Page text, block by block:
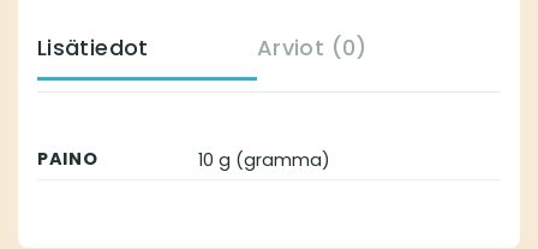
Lisätiedot Arviot (0)
PAINO 10 g (gramma)